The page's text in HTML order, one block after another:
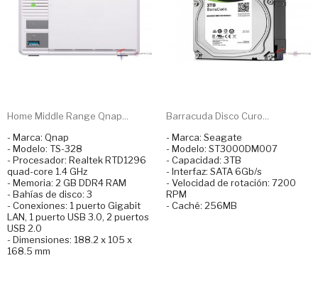
Home Middle Range Qnap...
- Marca: Qnap
- Modelo: TS-328
- Procesador: Realtek RTD1296
quad-core 1.4 GHz
- Memoria: 2 GB DDR4 RAM
- Bahías de disco: 3
- Conexiones: 1 puerto Gigabit
LAN, 1 puerto USB 3.0, 2 puertos
USB 2.0
- Dimensiones: 188.2 x 105 x
168.5 mm
Barracuda Disco Curo...
- Marca: Seagate
- Modelo: ST3000DM007
- Capacidad: 3TB
- Interfaz: SATA 6Gb/s
- Velocidad de rotación: 7200
RPM
- Caché: 256MB